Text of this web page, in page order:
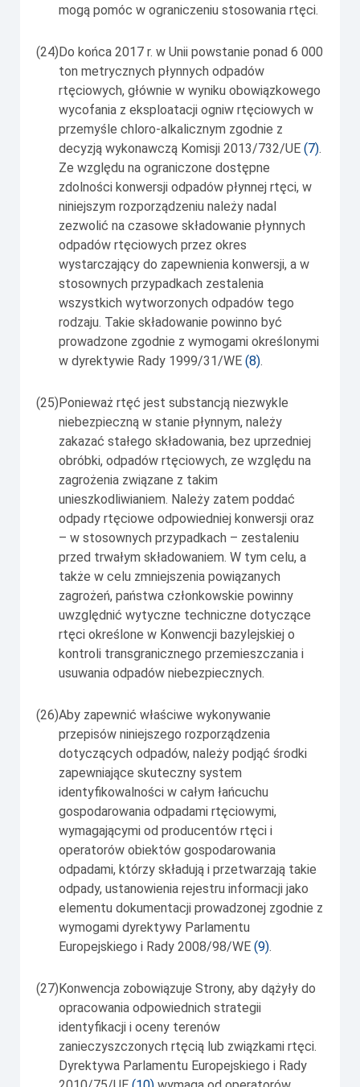
mogą pomóc w ograniczeniu stosowania rtęci.
(24) Do końca 2017 r. w Unii powstanie ponad 6 000
ton metrycznych płynnych odpadów
rtęciowych, głównie w wyniku obowiązkowego
wycofania z eksploatacji ogniw rtęciowych w
przemyśle chloro-alkalicznym zgodnie z
decyzją wykonawczą Komisji 2013/732/UE (7).
Ze względu na ograniczone dostępne
zdolności konwersji odpadów płynnej rtęci, w
niniejszym rozporządzeniu należy nadal
zezwolić na czasowe składowanie płynnych
odpadów rtęciowych przez okres
wystarczający do zapewnienia konwersji, a w
stosownych przypadkach zestalenia
wszystkich wytworzonych odpadów tego
rodzaju. Takie składowanie powinno być
prowadzone zgodnie z wymogami określonymi
w dyrektywie Rady 1999/31/WE (8).
(25) Ponieważ rtęć jest substancją niezwykle
niebezpieczną w stanie płynnym, należy
zakazać stałego składowania, bez uprzedniej
obróbki, odpadów rtęciowych, ze względu na
zagrożenia związane z takim
unieszkodliwianiem. Należy zatem poddać
odpady rtęciowe odpowiedniej konwersji oraz
– w stosownych przypadkach – zestaleniu
przed trwałym składowaniem. W tym celu, a
także w celu zmniejszenia powiązanych
zagrożeń, państwa członkowskie powinny
uwzględnić wytyczne techniczne dotyczące
rtęci określone w Konwencji bazylejskiej o
kontroli transgranicznego przemieszczania i
usuwania odpadów niebezpiecznych.
(26)Aby zapewnić właściwe wykonywanie
przepisów niniejszego rozporządzenia
dotyczących odpadów, należy podjąć środki
zapewniające skuteczny system
identyfikowalności w całym łańcuchu
gospodarowania odpadami rtęciowymi,
wymagającymi od producentów rtęci i
operatorów obiektów gospodarowania
odpadami, którzy składują i przetwarzają takie
odpady, ustanowienia rejestru informacji jako
elementu dokumentacji prowadzonej zgodnie z
wymogami dyrektywy Parlamentu
Europejskiego i Rady 2008/98/WE (9).
(27) Konwencja zobowiązuje Strony, aby dążyły do
opracowania odpowiednich strategii
identyfikacji i oceny terenów
zanieczyszczonych rtęcią lub związkami rtęci.
Dyrektywa Parlamentu Europejskiego i Rady